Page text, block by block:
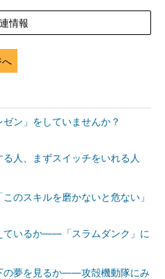
情報
へ
ゼン」をしていませんか？
人、まずスイッチをいれる人
のスキルを磨かないと危ない」
ているか――「スラムダンク」に
の夢を見るか――攻殻機動隊にみ